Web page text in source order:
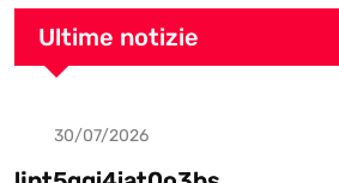
Ultime notizie
Uncategorized
30/07/2026